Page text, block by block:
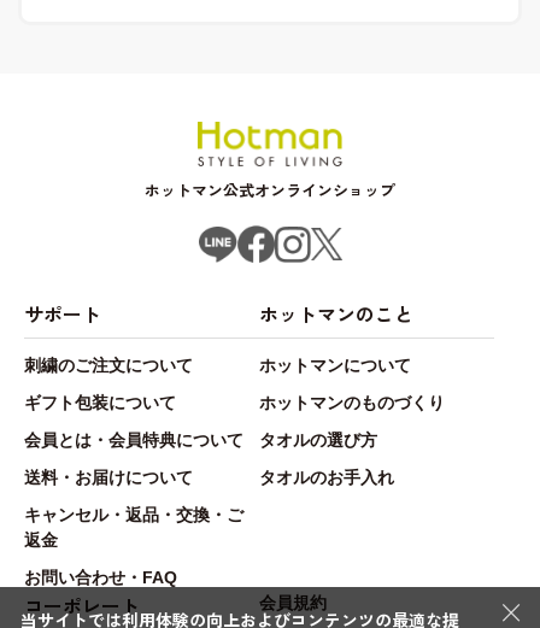
ホットマン公式オンラインショップ
サポート
刺繍のご注文について
ギフト包装について
会員とは・会員特典について
送料・お届けについて
キャンセル・返品・交換・ご
返金
お問い合わせ・FAQ
ホットマンのこと
ホットマンについて
ホットマンのものづくり
タオルの選び方
タオルのお手入れ
コーポレート 会員規約 ×
当サイトでは利用体験の向上およびコンテンツの最適な提